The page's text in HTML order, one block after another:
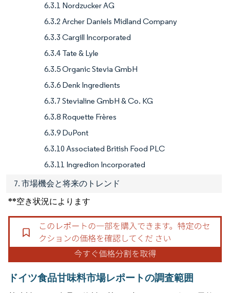
6.3.1 Nordzucker AG
6.3.2 Archer Daniels Midland Company
6.3.3 Cargill Incorporated
6.3.4 Tate & Lyle
6.3.5 Organic Stevia GmbH
6.3.6 Denk Ingredients
6.3.7 Stevialine GmbH & Co. KG
6.3.8 Roquette Frères
6.3.9 DuPont
6.3.10 Associated British Food PLC
6.3.11 Ingredion Incorporated
7. 市場機会と将来のトレンド
**空き状況によります
ドイツ食品甘味料市場レポートの調査範囲